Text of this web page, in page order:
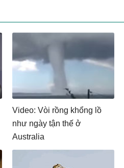
Video: Vòi rồng khổng lồ
như ngày tận thế ở
Australia